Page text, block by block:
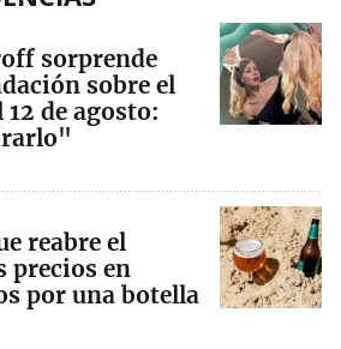
sorprende
sobre el
de agosto:
reabre el
precios en
por una botella